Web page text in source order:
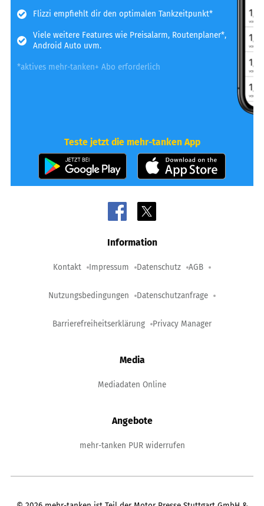
Flizzi empfiehlt dir den optimalen Tankzeitpunkt*
Viele weitere Features wie Preisalarm, Routenplaner*,
Android Auto uvm.
*aktives mehr-tanken+ Abo erforderlich
Teste jetzt die mehr-tanken App
Information
Kontakt Impressum Datenschutz AGB
Nutzungsbedingungen Datenschutzanfrage
Barrierefreiheitserklärung Privacy Manager
Media
Mediadaten Online
Angebote
mehr-tanken PUR widerrufen